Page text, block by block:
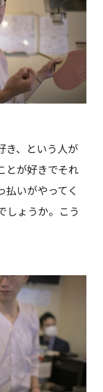
き、という人が
とが好きでそれ
払いがやってく
しょうか。こう